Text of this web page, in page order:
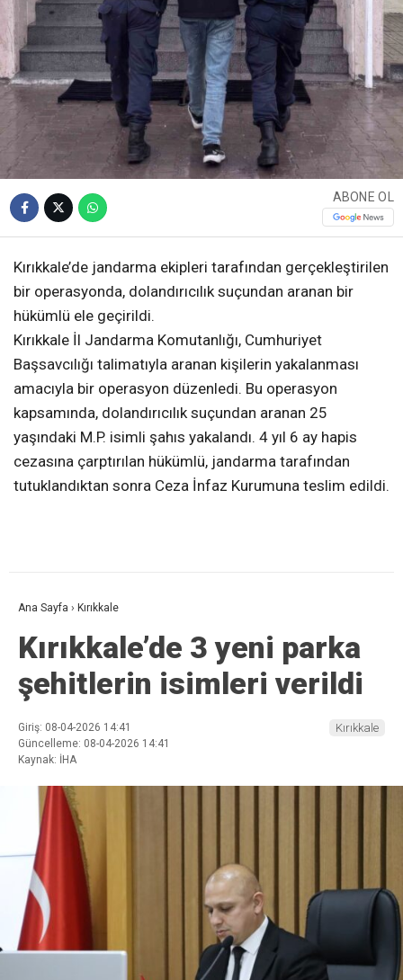
ABONE OL
Kırıkkale’de jandarma ekipleri tarafından gerçekleştirilen
bir operasyonda, dolandırıcılık suçundan aranan bir
hükümlü ele geçirildi.
Kırıkkale İl Jandarma Komutanlığı, Cumhuriyet
Başsavcılığı talimatıyla aranan kişilerin yakalanması
amacıyla bir operasyon düzenledi. Bu operasyon
kapsamında, dolandırıcılık suçundan aranan 25
yaşındaki M.P. isimli şahıs yakalandı. 4 yıl 6 ay hapis
cezasına çarptırılan hükümlü, jandarma tarafından
tutuklandıktan sonra Ceza İnfaz Kurumuna teslim edildi.
Ana Sayfa › Kırıkkale
Kırıkkale’de 3 yeni parka
şehitlerin isimleri verildi
Giriş: 08-04-2026 14:41
Güncelleme: 08-04-2026 14:41
Kaynak: İHA
Kırıkkale